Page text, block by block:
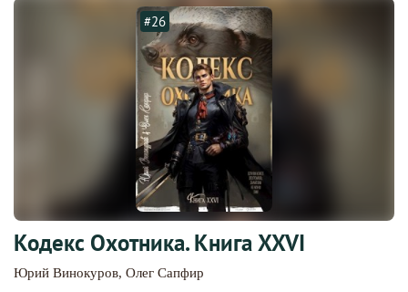
#26
Кодекс Охотника. Книга XXVI
Юрий Винокуров, Олег Сапфир